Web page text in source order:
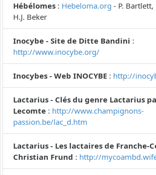
Hébélomes : Hebeloma.org - P.
H.J. Beker
Inocybe - Site de Ditte Bandini :
http://www.inocybe.org/
Inocybes - Web INOCYBE : http://
Lactarius - Clés du genre Lactarius
Lecomte : http://www.champignons-
passion.be/lac_d.htm
Lactarius - Les lactaires de Franche-
Christian Frund : http://